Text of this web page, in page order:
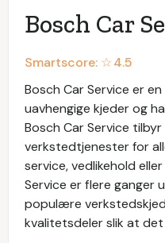
Bosch Car
Smartscore: ☆4.5
Bosch Car Service er
uavhengige kjeder og
Bosch Car Service
verkstedtjenester for
service, vedlikehold
Service er flere ganger
populære
kvalitetsdeler slik at